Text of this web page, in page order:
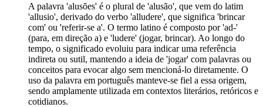
A palavra 'alusões' é o plural de 'alusão', que vem do latim
'allusio', derivado do verbo 'alludere', que significa 'brincar
com' ou 'referir-se a'. O termo latino é composto por 'ad-'
(para, em direção a) e 'ludere' (jogar, brincar). Ao longo do
tempo, o significado evoluiu para indicar uma referência
indireta ou sutil, mantendo a ideia de 'jogar' com palavras ou
conceitos para evocar algo sem mencioná-lo diretamente. O
uso da palavra em português manteve-se fiel a essa origem,
sendo amplamente utilizada em contextos literários, retóricos e
cotidianos.